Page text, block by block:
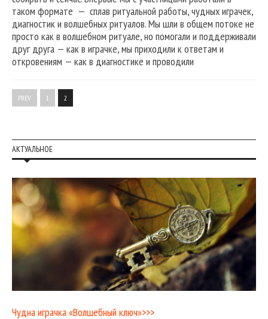
таком формате — сплав ритуальной работы, чудных играчек,
диагностик и волшебных ритуалов. Мы шли в общем потоке не
просто как в волшебном ритуале, но помогали и поддерживали
друг друга — как в играчке, мы приходили к ответам и
откровениям — как в диагностике и проводили
PREV 1 2
АКТУАЛЬНОЕ
Чудна играчка «Волшебный ключ»>>>